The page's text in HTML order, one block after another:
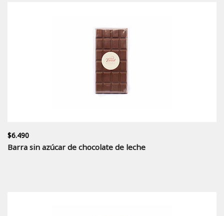
$6.490
Barra sin azúcar de chocolate de leche